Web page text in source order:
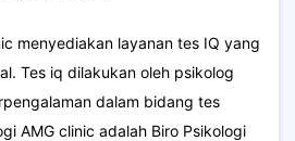
menyediakan layanan tes IQ yang
Tes iq dilakukan oleh psikolog
dalam bidang tes
AMG clinic adalah Biro Psikologi